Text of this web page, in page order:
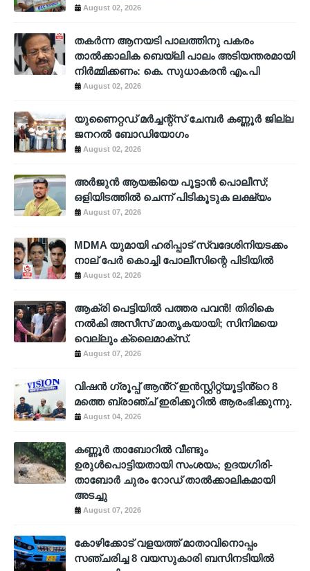
August 02, 2026
തകർന്ന ആനയടി പാലത്തിനു പകരം
താൽക്കാലിക ബെയ്‌ലി പാലം അടിയന്തരമായി
നിർമ്മിക്കണം: കെ. സുധാകരൻ എം.പി
August 02, 2026
യുണൈറ്റഡ് മർച്ചന്റ്സ് ചേമ്പർ കണ്ണൂർ ജില്ല
ജനറൽ ബോഡിയോഗം
August 02, 2026
അര്‍ജുന്‍ ആയങ്കിയെ പൂട്ടാന്‍ പൊലീസ്;
ഒളിയിടത്തില്‍ ചെന്ന് പിടികൂടുക ലക്ഷ്യം
August 07, 2026
MDMA യുമായി ഹരിപ്പാട് സ്വദേശിനിയടക്കം
നാല് പേർ കൊച്ചി പോലീസിന്റെ പിടിയിൽ
August 02, 2026
ആക്രി പെട്ടിയിൽ പത്തര പവൻ! തിരികെ
നൽകി അസീസ് മാതൃകയായി; സിനിമയെ
വെല്ലും ക്ലൈമാക്സ്.
August 07, 2026
വിഷൻ ഗ്രൂപ്പ് ആൻ്റ് ഇൻസ്റ്റിറ്റ്യൂട്ടിൻ്റെ 8
മത്തെ ബ്രാഞ്ച് ഇരിക്കൂറിൽ ആരംഭിക്കുന്നു.
August 04, 2026
കണ്ണൂർ താബോറിൽ വീണ്ടും
ഉരുൾപൊട്ടിയതായി സംശയം; ഉദയഗിരി-
താബോർ ചുരം റോഡ് താൽക്കാലികമായി
അടച്ചു
August 07, 2026
കോഴിക്കോട് വളയത്ത് മാതാവിനൊപ്പം
സഞ്ചരിച്ച 8 വയസുകാരി ബസിനടിയിൽ